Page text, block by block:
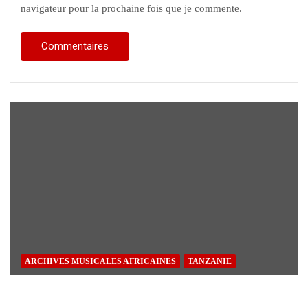
navigateur pour la prochaine fois que je commente.
ARCHIVES MUSICALES AFRICAINES TANZANIE